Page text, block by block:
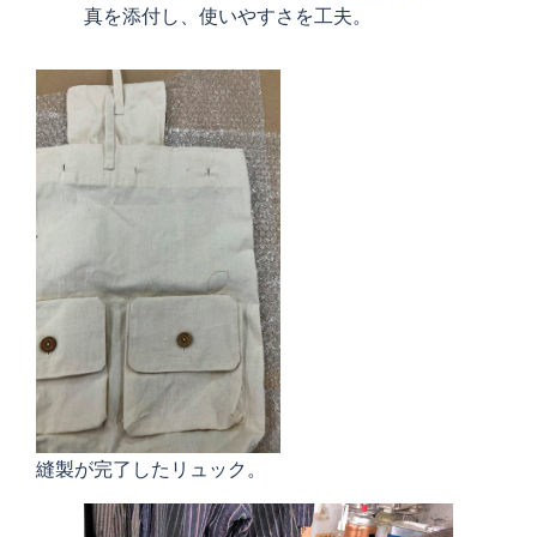
真を添付し、使いやすさを工夫。
縫製が完了したリュック。